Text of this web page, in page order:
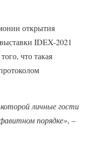
открытия
IDEX-2021
что такая
личные гости
порядке», –